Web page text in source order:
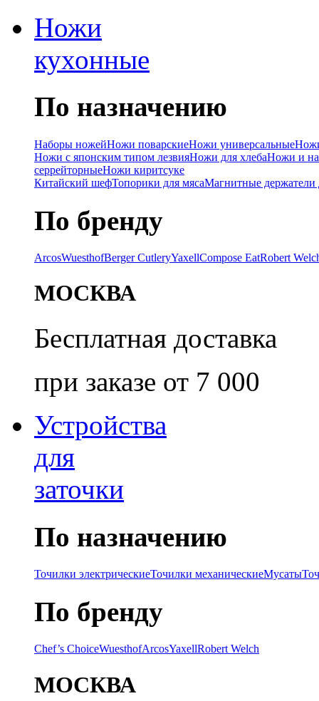
Ножи
кухонные
По назначению
Наборы ножейНожи поварскиеНожи универсальные
Ножи с японским типом лезвияНожи для хлебаНожи и
серрейторныеНожи киритсуке
Китайский шефТопорики для мясаМагнитные держатели
По бренду
ArcosWuesthofBerger CutleryYaxellCompose EatRobert
МОСКВА
Бесплатная доставка
при заказе от 7 000
Устройства
для
заточки
По назначению
Точилки электрическиеТочилки механическиеМусаты
По бренду
Chef’s ChoiceWuesthofArcosYaxellRobert Welch
МОСКВА